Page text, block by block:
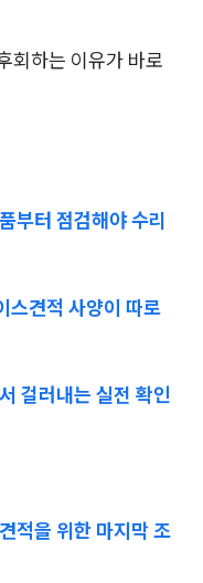
회하는 이유가 바로
부터 점검해야 수리
스견적 사양이 따로
걸러내는 실전 확인
적을 위한 마지막 조